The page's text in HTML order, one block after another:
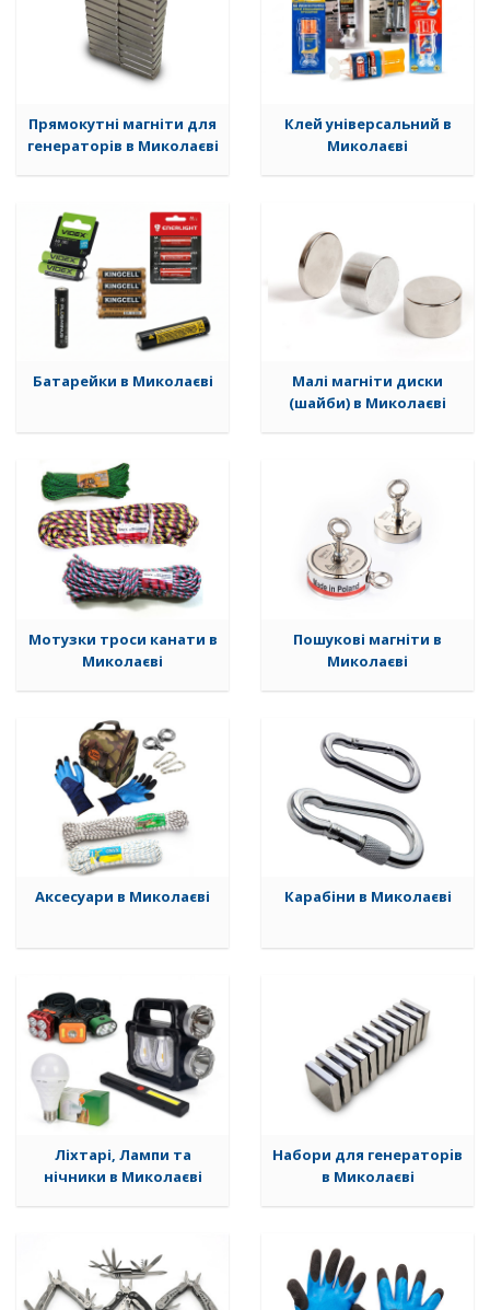
Прямокутні магніти для
генераторів в Миколаєві
Клей універсальний в
Миколаєві
Батарейки в Миколаєві
Малі магніти диски
(шайби) в Миколаєві
Мотузки троси канати в
Миколаєві
Пошукові магніти в
Миколаєві
Аксесуари в Миколаєві Карабіни в Миколаєві
Ліхтарі, Лампи та
нічники в Миколаєві
Набори для генераторiв
в Миколаєві